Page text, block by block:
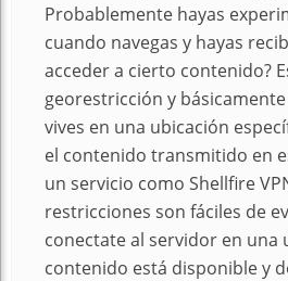
Probablemente hayas
cuando navegas y hayas
acceder a cierto contenido?
georestricción y
vives en una ubicación
el contenido transmitido en
un servicio como Shellfire
restricciones son fáciles de
conectate al servidor en una
contenido está disponible y